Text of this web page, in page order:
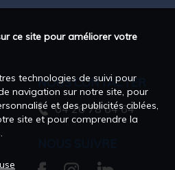
NOUS CONTACTER
04 26 78 64 64
ce site pour améliorer votre
technologies de suivi pour
navigation sur notre site, pour
et des publicités ciblées,
site et pour comprendre la